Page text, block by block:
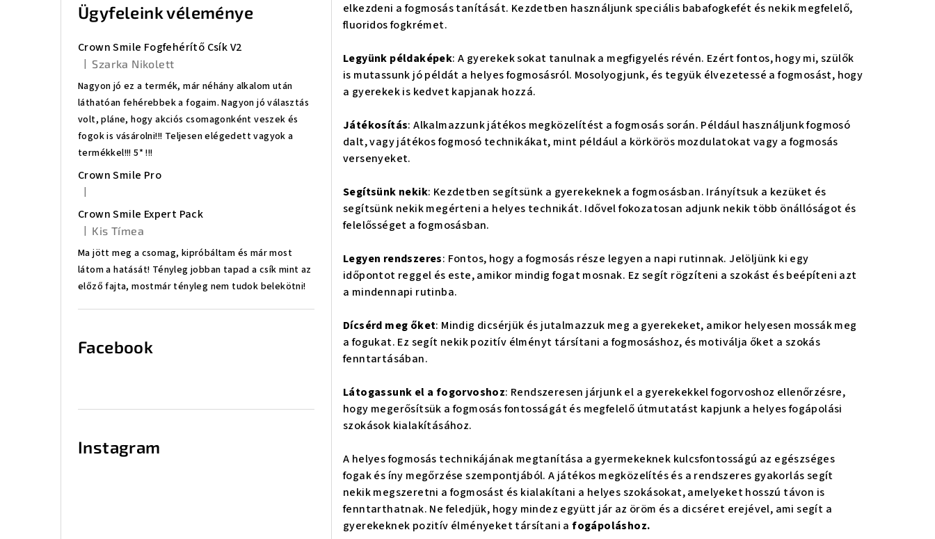
Ügyfeleink véleménye
Crown Smile Fogfehérítő Csík V2
A termék értékelése 5-ből 5 csillag.
Szarka Nikolett
Nagyon jó ez a termék, már néhány alkalom után
láthatóan fehérebbek a fogaim. Nagyon jó választás
volt, pláne, hogy akciós csomagonként veszek és
fogok is vásárolni!!! Teljesen elégedett vagyok a
termékkel!!! 5* !!!
Crown Smile Pro
A termék értékelése 5-ből 5 csillag.
Crown Smile Expert Pack
A termék értékelése 5-ből 5 csillag.
Kis Tímea
Ma jött meg a csomag, kipróbáltam és már most
látom a hatását! Tényleg jobban tapad a csík mint az
előző fajta, mostmár tényleg nem tudok belekötni!
Facebook
Instagram
elkezdeni a fogmosás tanítását. Kezdetben használjunk speciális babafogkefét és nekik megfelelő,
fluoridos fogkrémet.
Legyünk példaképek: A gyerekek sokat tanulnak a megfigyelés révén. Ezért fontos, hogy mi, szülők
is mutassunk jó példát a helyes fogmosásról. Mosolyogjunk, és tegyük élvezetessé a fogmosást, hogy
a gyerekek is kedvet kapjanak hozzá.
Játékosítás: Alkalmazzunk játékos megközelítést a fogmosás során. Például használjunk fogmosó
dalt, vagy játékos fogmosó technikákat, mint például a körkörös mozdulatokat vagy a fogmosás
versenyeket.
Segítsünk nekik: Kezdetben segítsünk a gyerekeknek a fogmosásban. Irányítsuk a kezüket és
segítsünk nekik megérteni a helyes technikát. Idővel fokozatosan adjunk nekik több önállóságot és
felelősséget a fogmosásban.
Legyen rendszeres: Fontos, hogy a fogmosás része legyen a napi rutinnak. Jelöljünk ki egy
időpontot reggel és este, amikor mindig fogat mosnak. Ez segít rögzíteni a szokást és beépíteni azt
a mindennapi rutinba.
Dícsérd meg őket: Mindig dicsérjük és jutalmazzuk meg a gyerekeket, amikor helyesen mossák meg
a fogukat. Ez segít nekik pozitív élményt társítani a fogmosáshoz, és motiválja őket a szokás
fenntartásában.
Látogassunk el a fogorvoshoz: Rendszeresen járjunk el a gyerekekkel fogorvoshoz ellenőrzésre,
hogy megerősítsük a fogmosás fontosságát és megfelelő útmutatást kapjunk a helyes fogápolási
szokások kialakításához.
A helyes fogmosás technikájának megtanítása a gyermekeknek kulcsfontosságú az egészséges
fogak és íny megőrzése szempontjából. A játékos megközelítés és a rendszeres gyakorlás segít
nekik megszeretni a fogmosást és kialakítani a helyes szokásokat, amelyeket hosszú távon is
fenntarthatnak. Ne feledjük, hogy mindez együtt jár az öröm és a dicséret erejével, ami segít a
gyerekeknek pozitív élményeket társítani afogápoláshoz.